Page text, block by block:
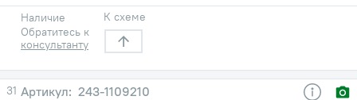
Наличие
Обратитесь к
консультанту
К схеме
31
243-1109210